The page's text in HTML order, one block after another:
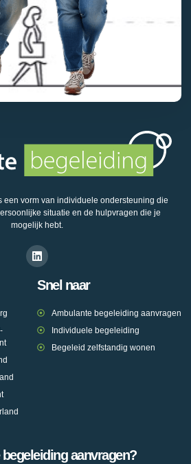
een vorm van individuele ondersteuning die
situatie en de hulpvragen die je
mogelijk hebt.
Snel naar
Ambulante begeleiding aanvragen
Individuele begeleiding
Begeleid zelfstandig wonen
aanvragen?